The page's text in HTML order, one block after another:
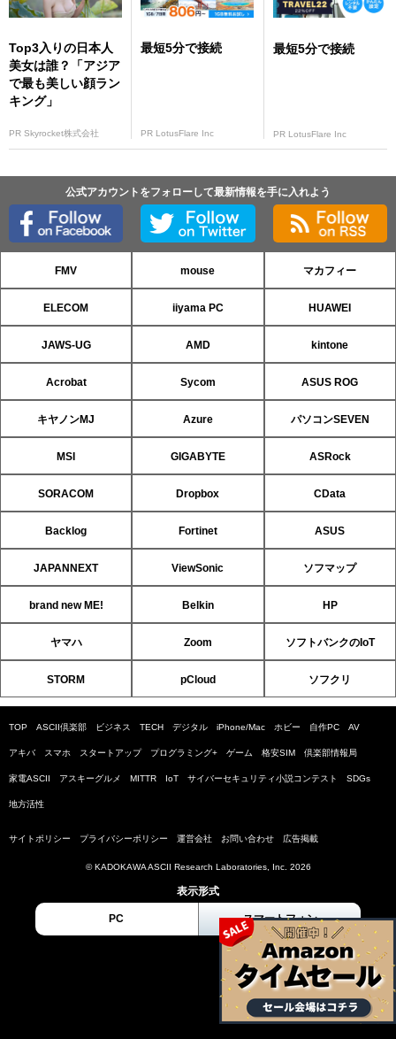
Top3入りの日本人
美女は誰？「アジア
で最も美しい顔ラン
キング」
PR Skyrocket株式会社
最短5分で接続
PR LotusFlare Inc
最短5分で接続
PR LotusFlare Inc
公式アカウントをフォローして最新情報を手に入れよう
FMV mouse マカフィー
ELECOM iiyama PC HUAWEI
JAWS-UG AMD kintone
Acrobat Sycom ASUS ROG
キヤノンMJ Azure パソコンSEVEN
MSI GIGABYTE ASRock
SORACOM Dropbox CData
Backlog Fortinet ASUS
JAPANNEXT ViewSonic ソフマップ
brand new ME! Belkin HP
ヤマハ Zoom ソフトバンクのIoT
STORM pCloud ソフクリ
TOP ASCII倶楽部 ビジネス TECH デジタル iPhone/Mac ホビー 自作PC AV
アキバ スマホ スタートアップ プログラミング+ ゲーム 格安SIM 倶楽部情報局
家電ASCII アスキーグルメ MITTR IoT サイバーセキュリティ小説コンテスト SDGs
地方活性
サイトポリシー プライバシーポリシー 運営会社 お問い合わせ 広告掲載
© KADOKAWA ASCII Research Laboratories, Inc. 2026
表示形式
PC スマートフォン